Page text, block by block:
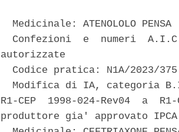
  Medicinale: ATENOLOLO PENSA
Confezioni  e  numeri
autorizzate
Codice pratica: N1A/2023/
Modifica di IA, categoria
R1-CEP  1998-024-Rev04  a
produttore gia' approvato